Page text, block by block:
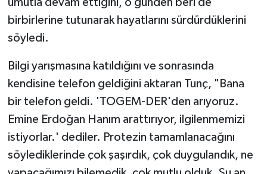
birbirlerine tutunarak hayatlarını sürdürdüklerini
söyledi.
Bilgi yarışmasına katıldığını ve sonrasında
kendisine telefon geldiğini aktaran Tunç, "Bana
bir telefon geldi. 'TOGEM-DER'den arıyoruz.
Emine Erdoğan Hanım arattırıyor, ilgilenmemizi
istiyorlar.' dediler. Protezin tamamlanacağını
söylediklerinde çok şaşırdık, çok duygulandık, ne